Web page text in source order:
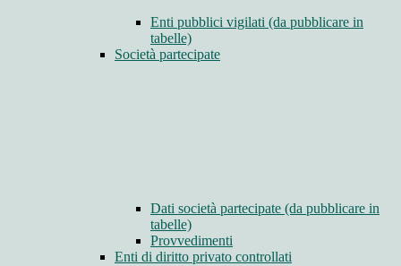
Enti pubblici vigilati (da pubblicare in
tabelle)
Società partecipate
Dati società partecipate (da pubblicare in
tabelle)
Provvedimenti
Enti di diritto privato controllati